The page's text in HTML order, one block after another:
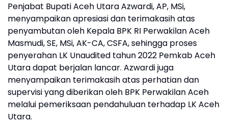
Penjabat Bupati Aceh Utara Azwardi, AP, MSi,
menyampaikan apresiasi dan terimakasih atas
penyambutan oleh Kepala BPK RI Perwakilan Aceh
Masmudi, SE, MSi, AK-CA, CSFA, sehingga proses
penyerahan LK Unaudited tahun 2022 Pemkab Aceh
Utara dapat berjalan lancar. Azwardi juga
menyampaikan terimakasih atas perhatian dan
supervisi yang diberikan oleh BPK Perwakilan Aceh
melalui pemeriksaan pendahuluan terhadap LK Aceh
Utara.